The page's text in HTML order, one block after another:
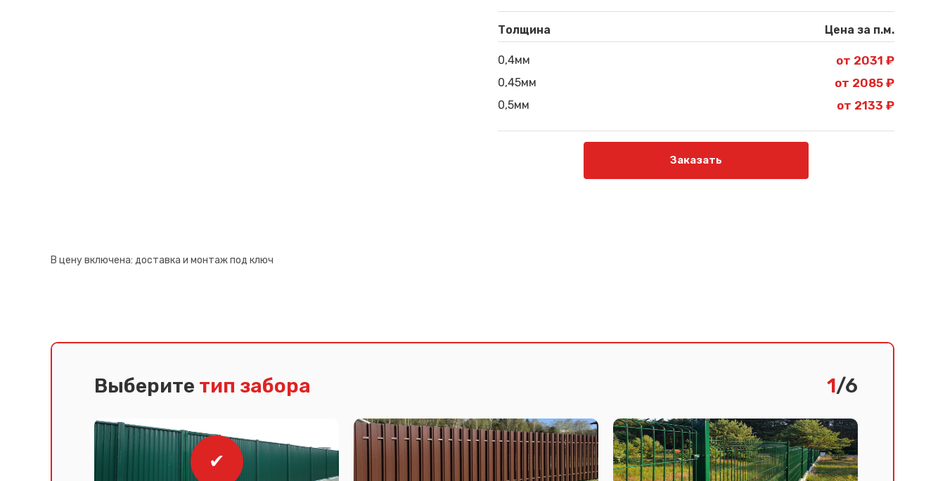
Толщина Цена за п.м.
0,4мм от 2031 ₽
0,45мм от 2085 ₽
0,5мм от 2133 ₽
Заказать
В цену включена: доставка и монтаж под ключ
Выберите тип забора 1/6